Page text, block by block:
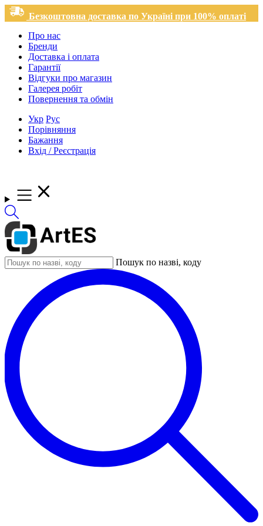
Безкоштовна доставка по Україні при 100% оплаті
Про нас
Бренди
Доставка і оплата
Гарантії
Відгуки про магазин
Галерея робіт
Повернення та обмін
Укр Рус
Порівняння
Бажання
Вхід / Реєстрація
Пошук по назві, коду